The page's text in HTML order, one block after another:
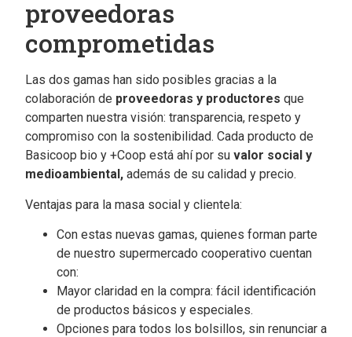
proveedoras
comprometidas
Las dos gamas han sido posibles gracias a la
colaboración de proveedoras y productores que
comparten nuestra visión: transparencia, respeto y
compromiso con la sostenibilidad. Cada producto de
Basicoop bio y +Coop está ahí por su valor social y
medioambiental, además de su calidad y precio.
Ventajas para la masa social y clientela:
Con estas nuevas gamas, quienes forman parte
de nuestro supermercado cooperativo cuentan
con:
Mayor claridad en la compra: fácil identificación
de productos básicos y especiales.
Opciones para todos los bolsillos, sin renunciar a